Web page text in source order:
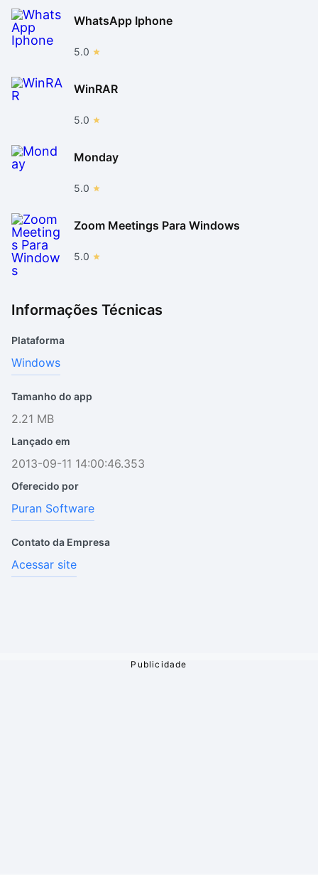
WhatsApp Iphone
5.0
WinRAR
5.0
Monday
5.0
Zoom Meetings Para Windows
5.0
Informações Técnicas
Plataforma
Windows
Tamanho do app
2.21 MB
Lançado em
2013-09-11 14:00:46.353
Oferecido por
Puran Software
Contato da Empresa
Acessar site